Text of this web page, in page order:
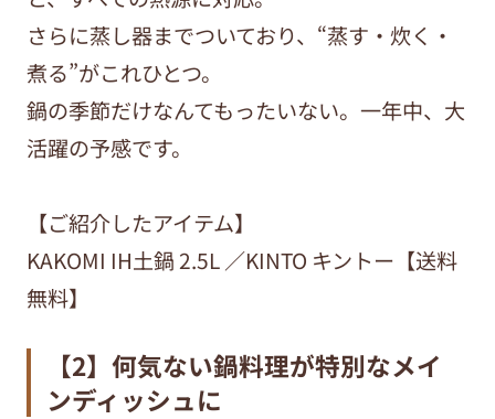
さらに蒸し器までついており、“蒸す・炊く・
煮る”がこれひとつ。
鍋の季節だけなんてもったいない。一年中、大
活躍の予感です。
【ご紹介したアイテム】
KAKOMI IH土鍋 2.5L ／KINTO キントー【送料
無料】
【2】何気ない鍋料理が特別なメイ
ンディッシュに